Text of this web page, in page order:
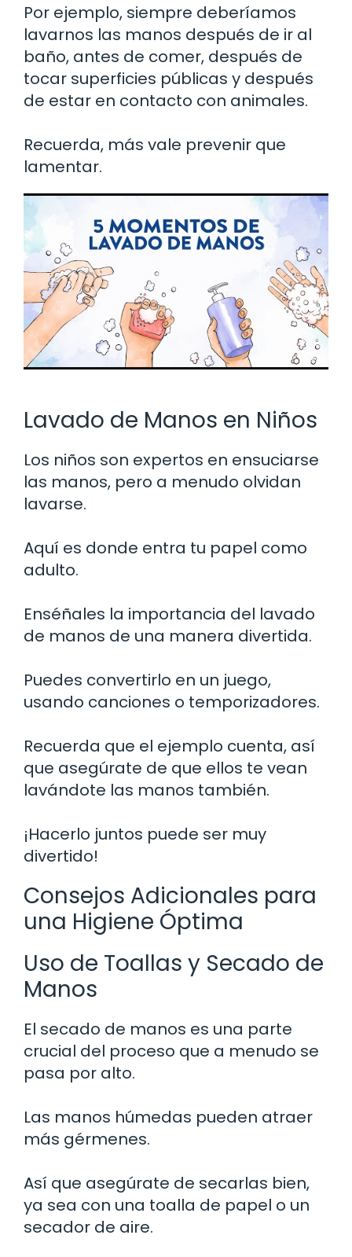
Por ejemplo, siempre deberíamos
lavarnos las manos después de ir al
baño, antes de comer, después de
tocar superficies públicas y después
de estar en contacto con animales.
Recuerda, más vale prevenir que
lamentar.
Lavado de Manos en Niños
Los niños son expertos en ensuciarse
las manos, pero a menudo olvidan
lavarse.
Aquí es donde entra tu papel como
adulto.
Enséñales la importancia del lavado
de manos de una manera divertida.
Puedes convertirlo en un juego,
usando canciones o temporizadores.
Recuerda que el ejemplo cuenta, así
que asegúrate de que ellos te vean
lavándote las manos también.
¡Hacerlo juntos puede ser muy
divertido!
Consejos Adicionales para
una Higiene Óptima
Uso de Toallas y Secado de
Manos
El secado de manos es una parte
crucial del proceso que a menudo se
pasa por alto.
Las manos húmedas pueden atraer
más gérmenes.
Así que asegúrate de secarlas bien,
ya sea con una toalla de papel o un
secador de aire.